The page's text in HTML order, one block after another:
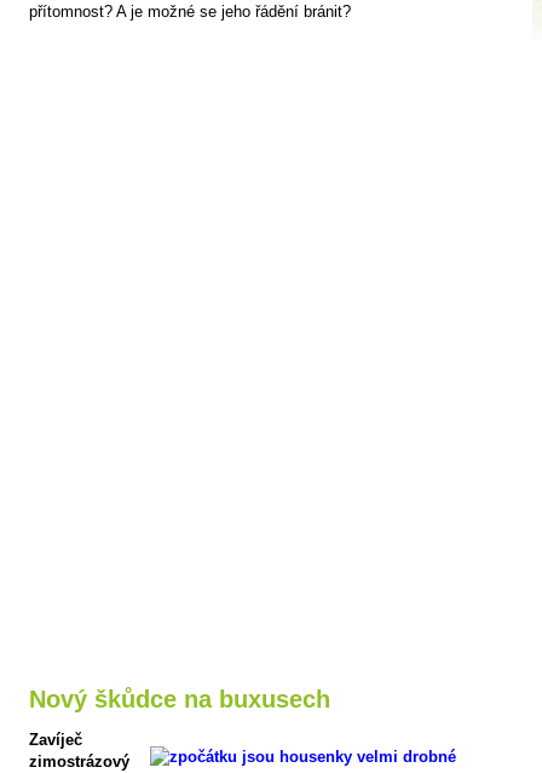
přítomnost? A je možné se jeho řádění bránit?
Nový škůdce na buxusech
Zavíječ
zimostrázový